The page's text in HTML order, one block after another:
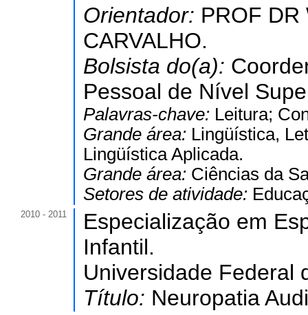
Orientador: PROF DR
CARVALHO.
Bolsista do(a):
Pessoal de Nível
Palavras-chave: Leitura;
Grande área: Lingüística,
Lingüística Aplicada.
Grande área: Ciências da
Setores de atividade:
2010 - 2011
Especialização em
Infantil.
Universidade Federal
Título: Neuropatia